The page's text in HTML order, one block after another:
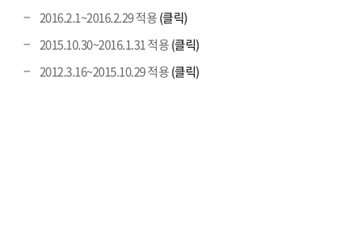
2016.2.1~2016.2.29 적용(클릭)
2015.10.30~2016.1.31 적용(클릭)
2012.3.16~2015.10.29 적용(클릭)